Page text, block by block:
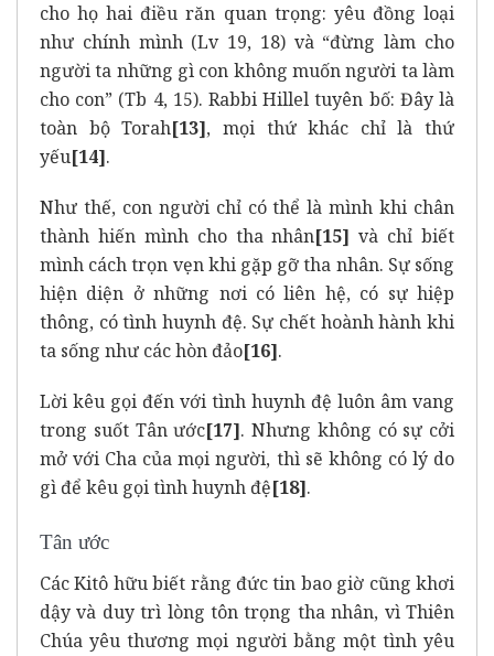
cho họ hai điều răn quan trọng: yêu đồng loại
như chính mình (Lv 19, 18) và “đừng làm cho
người ta những gì con không muốn người ta làm
cho con” (Tb 4, 15). Rabbi Hillel tuyên bố: Đây là
toàn bộ Torah[13], mọi thứ khác chỉ là thứ
yếu[14].
Như thế, con người chỉ có thể là mình khi chân
thành hiến mình cho tha nhân[15] và chỉ biết
mình cách trọn vẹn khi gặp gỡ tha nhân. Sự sống
hiện diện ở những nơi có liên hệ, có sự hiệp
thông, có tình huynh đệ. Sự chết hoành hành khi
ta sống như các hòn đảo[16].
Lời kêu gọi đến với tình huynh đệ luôn âm vang
trong suốt Tân ước[17]. Nhưng không có sự cởi
mở với Cha của mọi người, thì sẽ không có lý do
gì để kêu gọi tình huynh đệ[18].
Tân ước
Các Kitô hữu biết rằng đức tin bao giờ cũng khơi
dậy và duy trì lòng tôn trọng tha nhân, vì Thiên
Chúa yêu thương mọi người bằng một tình yêu